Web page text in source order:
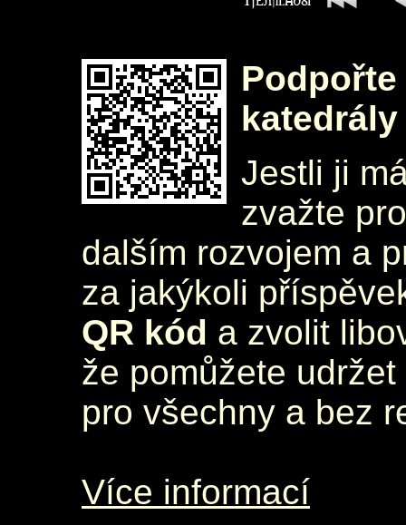
katedrály
Jestli ji
zvažte
dalším rozvojem a
za jakýkoli
QR kód a zvolit
že pomůžete
pro všechny a bez
Více informací